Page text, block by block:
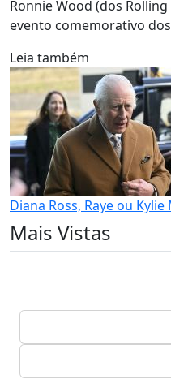
Ronnie Wood (dos
evento comemorativo
Leia também
Diana Ross, Raye ou
Mais Vistas